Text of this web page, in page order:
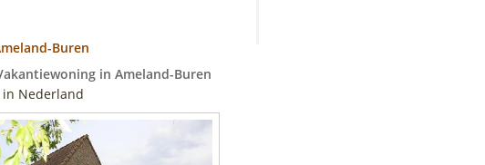
Buren
in Ameland-Buren
Nederland